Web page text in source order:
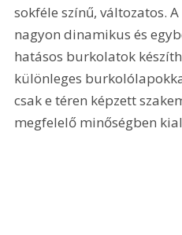
sokféle színű, változatos.
nagyon dinamikus és
hatásos burkolatok
különleges
csak e téren képzett
megfelelő minőségben